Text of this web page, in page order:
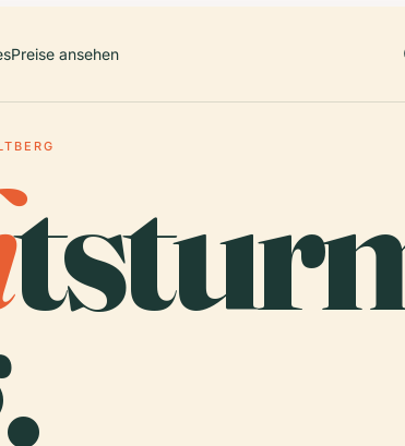
Preise ansehen